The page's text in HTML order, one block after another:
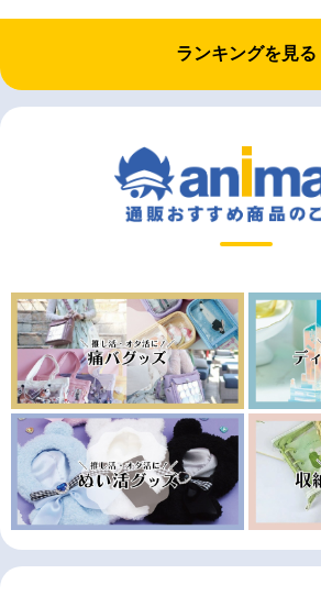
ランキングを見る